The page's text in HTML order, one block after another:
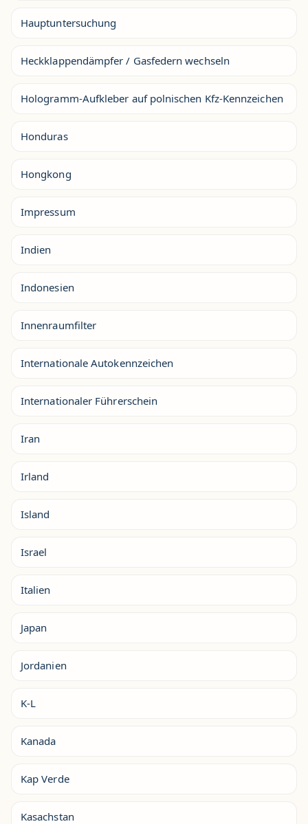
Hauptuntersuchung
Heckklappendämpfer / Gasfedern wechseln
Hologramm-Aufkleber auf polnischen Kfz-Kennzeichen
Honduras
Hongkong
Impressum
Indien
Indonesien
Innenraumfilter
Internationale Autokennzeichen
Internationaler Führerschein
Iran
Irland
Island
Israel
Italien
Japan
Jordanien
K-L
Kanada
Kap Verde
Kasachstan